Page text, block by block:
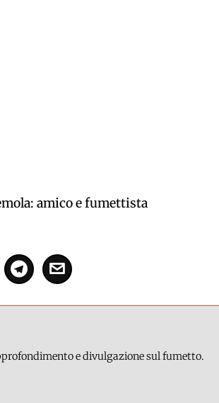
amico e fumettista
e divulgazione sul fumetto.